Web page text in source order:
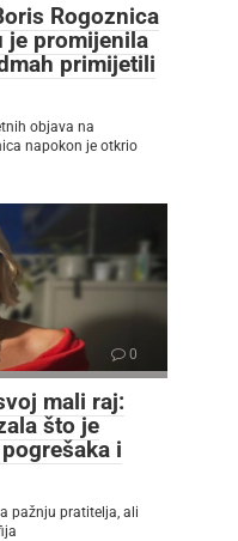
Rogoznica
je promijenila
primijetili
objava na
napokon je otkrio
0
mali raj:
što je
i
pažnju pratitelja, ali